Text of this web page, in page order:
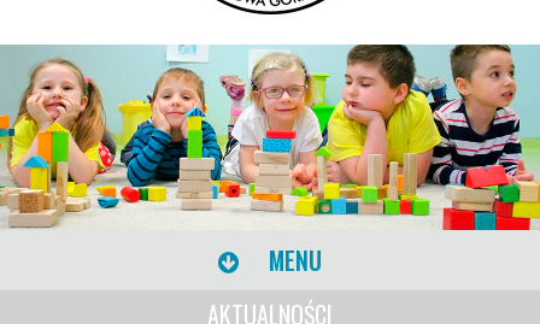
MENU
AKTUALNOŚCI